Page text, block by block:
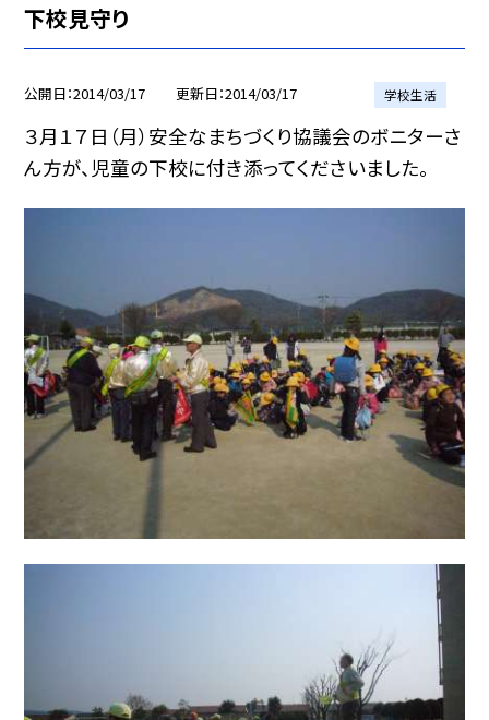
下校見守り
公開日 2014/03/17 更新日 2014/03/17 学校生活
３月１７日（月）安全なまちづくり協議会のボニターさ
ん方が、児童の下校に付き添ってくださいました。